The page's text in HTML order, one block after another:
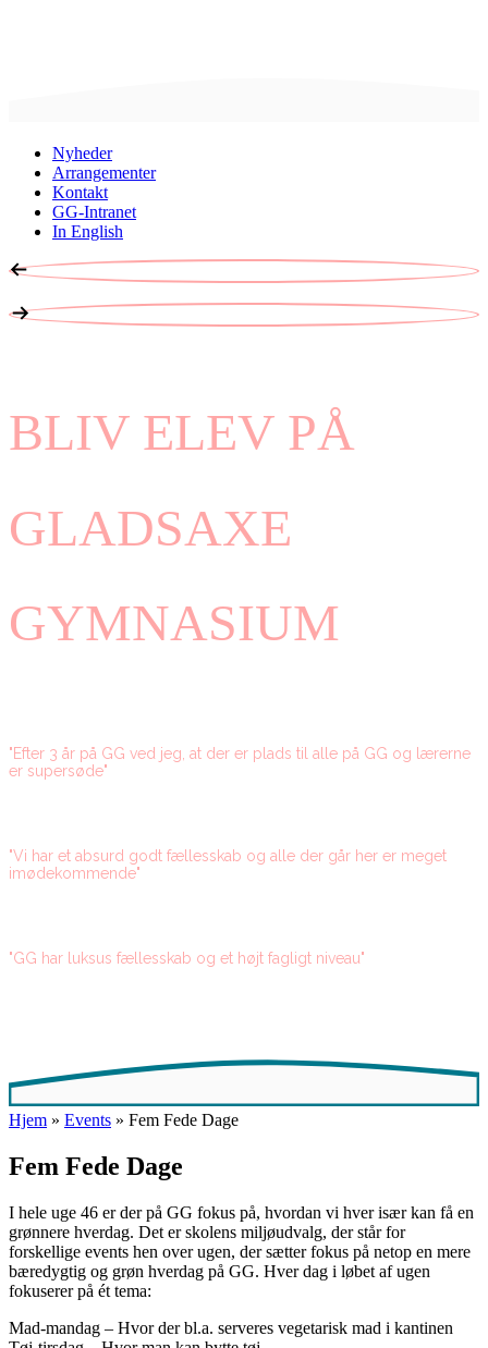
Nyheder
Arrangementer
Kontakt
GG-Intranet
In English
BLIV ELEV PÅ
GLADSAXE
GYMNASIUM
"Efter 3 år på GG ved jeg, at der er plads til alle på GG og lærerne
er supersøde"
"Vi har et absurd godt fællesskab og alle der går her er meget
imødekommende"
"GG har luksus fællesskab og et højt fagligt niveau"
Hjem » Events » Fem Fede Dage
Fem Fede Dage
I hele uge 46 er der på GG fokus på, hvordan vi hver især kan få en
grønnere hverdag. Det er skolens miljøudvalg, der står for
forskellige events hen over ugen, der sætter fokus på netop en mere
bæredygtig og grøn hverdag på GG. Hver dag i løbet af ugen
fokuserer på ét tema:
Mad-mandag – Hvor der bl.a. serveres vegetarisk mad i kantinen